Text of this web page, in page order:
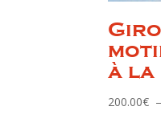
à la
200.00€ –